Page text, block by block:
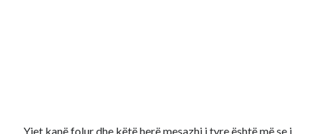
Yjet kanë folur dhe këtë herë mesazhi i tyre është më se i